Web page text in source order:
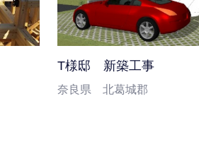
T様邸 新築工事
奈良県 北葛城郡